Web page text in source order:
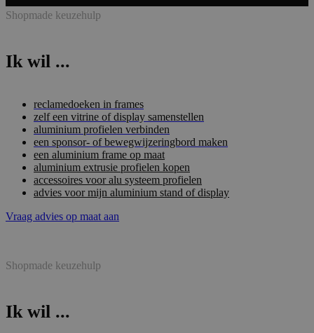
Shopmade keuzehulp
Ik wil ...
reclamedoeken in frames
zelf een vitrine of display samenstellen
aluminium profielen verbinden
een sponsor- of bewegwijzeringbord maken
een aluminium frame op maat
aluminium extrusie profielen kopen
accessoires voor alu systeem profielen
advies voor mijn aluminium stand of display
Vraag advies op maat aan
Shopmade keuzehulp
Ik wil ...